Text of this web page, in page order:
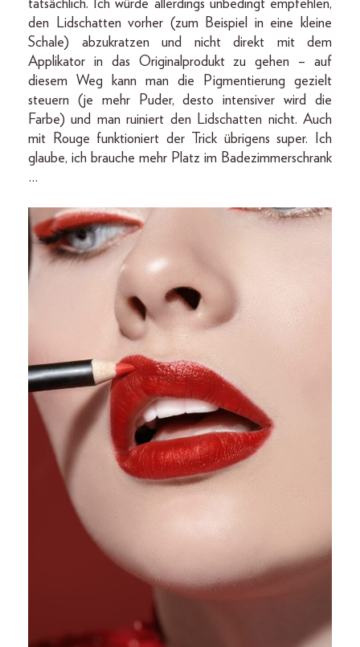
tatsächlich. Ich würde allerdings unbedingt empfehlen,
den Lidschatten vorher (zum Beispiel in eine kleine
Schale) abzukratzen und nicht direkt mit dem
Applikator in das Originalprodukt zu gehen – auf
diesem Weg kann man die Pigmentierung gezielt
steuern (je mehr Puder, desto intensiver wird die
Farbe) und man ruiniert den Lidschatten nicht. Auch
mit Rouge funktioniert der Trick übrigens super. Ich
glaube, ich brauche mehr Platz im Badezimmerschrank
…